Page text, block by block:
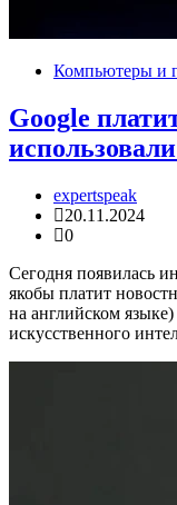
Компьютеры и
Google
expertspeak
20.11.2024
0
Сегодня появилась
якобы платит
на английском
искусственного